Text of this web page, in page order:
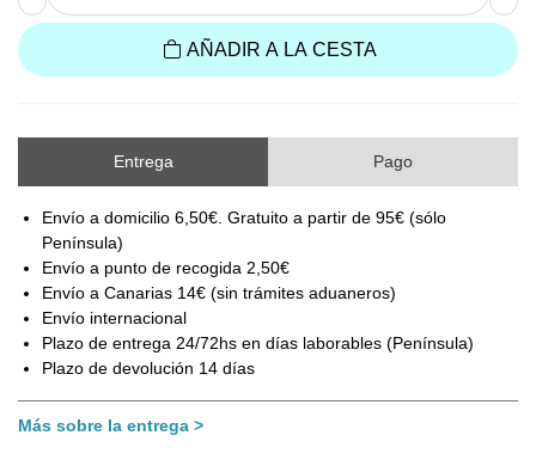
AÑADIR A LA CESTA
Entrega Pago
Envío a domicilio 6,50€. Gratuito a partir de 95€ (sólo
Península)
Envío a punto de recogida 2,50€
Envío a Canarias 14€ (sin trámites aduaneros)
Envío internacional
Plazo de entrega 24/72hs en días laborables (Península)
Plazo de devolución 14 días
Más sobre la entrega